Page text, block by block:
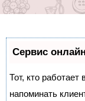
Сервис
Тот, кто
напоминать